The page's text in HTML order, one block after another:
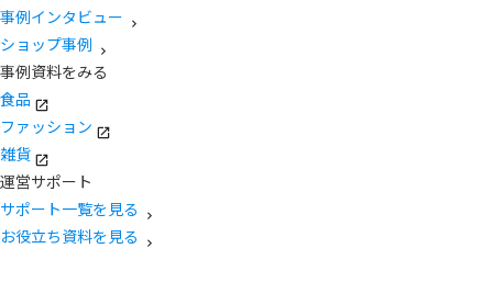
事例インタビュー
ショップ事例
事例資料をみる
食品
ファッション
雑貨
運営サポート
サポート一覧を見る
お役立ち資料を見る